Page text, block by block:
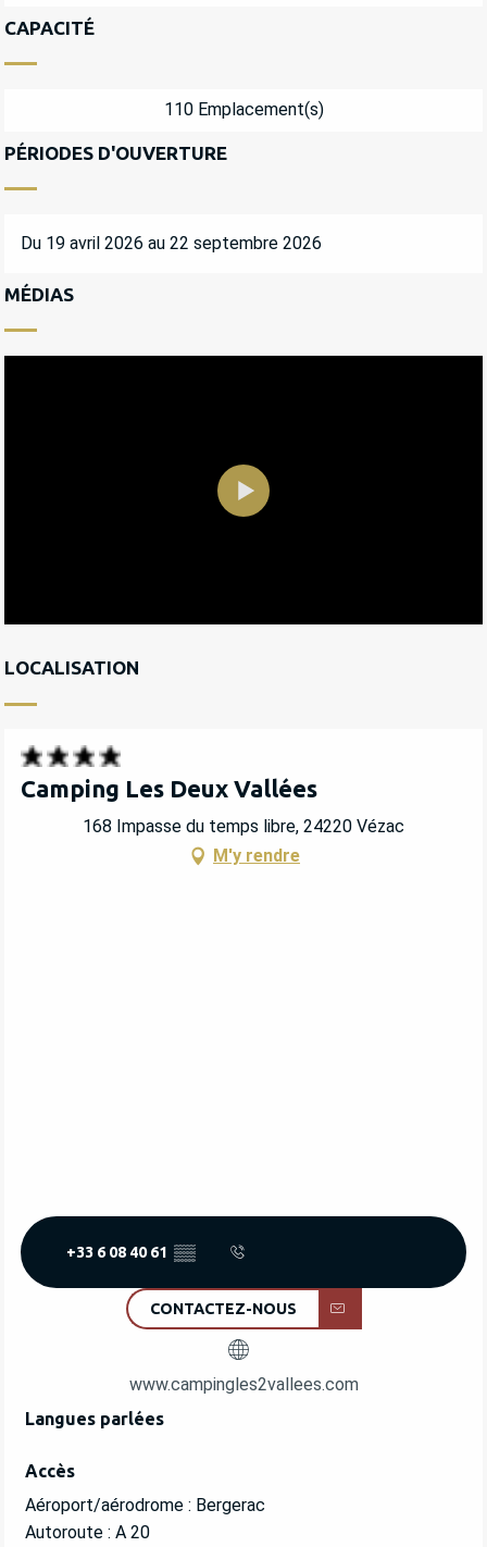
CAPACITÉ
110 Emplacement(s)
PÉRIODES D'OUVERTURE
Du 19 avril 2026 au 22 septembre 2026
MÉDIAS
LOCALISATION
Camping Les Deux Vallées
168 Impasse du temps libre, 24220 Vézac
M'y rendre
+33 6 08 40 61 ▒▒
CONTACTEZ-NOUS
www.campingles2vallees.com
Langues parlées
Langues parlées
Accès
Accès
Aéroport/aérodrome : Bergerac
Autoroute : A 20